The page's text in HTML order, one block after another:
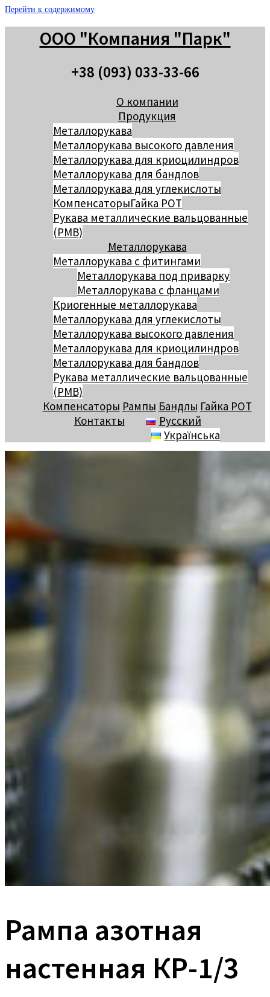
Перейти к содержимому
ООО "Компания "Парк"
+38 (093) 033-33-66
О компании
Продукция
Металлорукава
Металлорукава высокого давления
Металлорукава для криоцилиндров
Металлорукава для бандлов
Металлорукава для углекислоты
КомпенсаторыГайка РОТ
Рукава металлические вальцованные
(РМВ)
Металлорукава
Металлорукава с фитингами
Металлорукава под приварку
Металлорукава с фланцами
Криогенные металлорукава
Металлорукава для углекислоты
Металлорукава высокого давления
Металлорукава для криоцилиндров
Металлорукава для бандлов
Рукава металлические вальцованные
(РМВ)
Компенсаторы Рампы Бандлы Гайка РОТ
Контакты
Русский
Українська
Рампа азотная
настенная КР-1/3